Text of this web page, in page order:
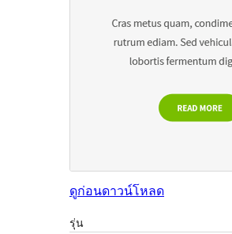
ดูก่อนดาวน์โหลด
รุ่น